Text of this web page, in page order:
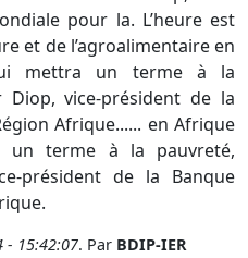
pour la. L’heure est
et de l’agroalimentaire en
mettra un terme à la
vice-président de la
Afrique...... en Afrique
un terme à la pauvreté,
président de la Banque
- 15:42:07. Par BDIP-IER